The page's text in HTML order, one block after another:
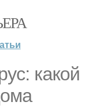
какой